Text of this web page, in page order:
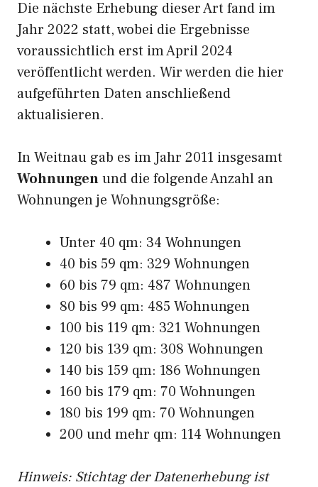
Die nächste Erhebung dieser Art fand im
Jahr 2022 statt, wobei die Ergebnisse
voraussichtlich erst im April 2024
veröffentlicht werden. Wir werden die hier
aufgeführten Daten anschließend
aktualisieren.
In Weitnau gab es im Jahr 2011 insgesamt
Wohnungenund die folgende Anzahl an
Wohnungen je Wohnungsgröße:
Unter 40 qm: 34 Wohnungen
40 bis 59 qm: 329 Wohnungen
60 bis 79 qm: 487 Wohnungen
80 bis 99 qm: 485 Wohnungen
100 bis 119 qm: 321 Wohnungen
120 bis 139 qm: 308 Wohnungen
140 bis 159 qm: 186 Wohnungen
160 bis 179 qm: 70 Wohnungen
180 bis 199 qm: 70 Wohnungen
200 und mehr qm: 114 Wohnungen
Hinweis: Stichtag der Datenerhebung ist